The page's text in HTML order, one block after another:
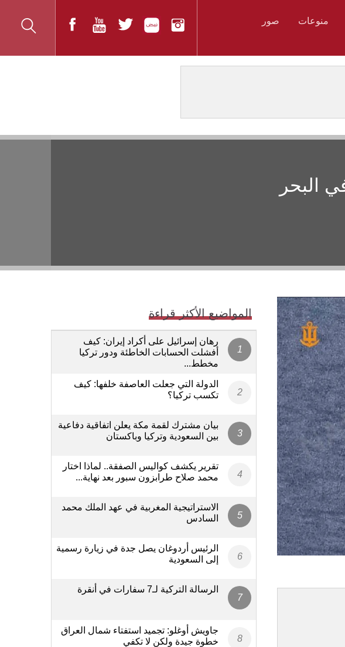
منوعات صور
البحر
المواضيع الأكثر قراءة
رهان إسرائيل على أكراد إيران: كيف
أفشلت الحسابات الخاطئة ودور تركيا
مخطط...
الدولة التي جعلت العاصفة خلفها: كيف
تكسب تركيا؟
بيان مشترك لقمة مكة يعلن اتفاقية دفاعية
بين السعودية وتركيا وباكستان
تقرير يكشف كواليس الصفقة.. لماذا اختار
محمد صلاح طرابزون سبور بعد نهاية...
الاستراتيجية المغربية في عهد الملك محمد
السادس
الرئيس أردوغان يصل جدة في زيارة رسمية
إلى السعودية
الرسالة التركية لـ7 سفارات في أنقرة
جاويش أوغلو: تجميد استفتاء شمال العراق
خطوة جيدة ولكن لا تكفي